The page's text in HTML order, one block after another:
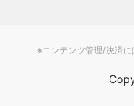
※コンテンツ管理/決済